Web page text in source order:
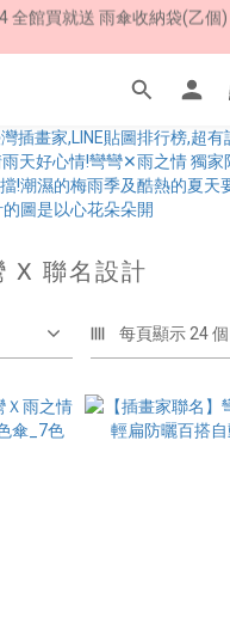
友➤領購物金50元 (現領現用)
全館買就送 雨傘收納袋(乙個)
X 聯名設計
每頁顯示 24 個